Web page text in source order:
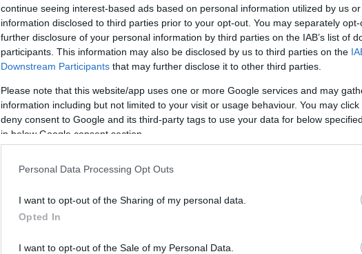
continue seeing interest-based ads based on personal information utilized by us
information disclosed to third parties prior to your opt-out. You may separately
further disclosure of your personal information by third parties on the IAB’s list of
participants. This information may also be disclosed by us to third parties on the
Downstream Participants that may further disclose it to other third parties.
Please note that this website/app uses one or more Google services and may
information including but not limited to your visit or usage behaviour. You may
deny consent to Google and its third-party tags to use your data for below
in below Google consent section.
Personal Data Processing Opt Outs
I want to opt-out of the Sharing of my personal data.
Opted In
I want to opt-out of the Sale of my Personal Data.